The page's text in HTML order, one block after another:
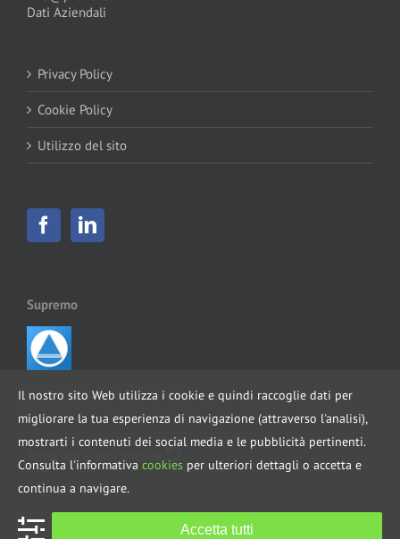
Dati Aziendali
Privacy Policy
Cookie Policy
Utilizzo del sito
Supremo
Assistenza on-line da remoto
Il nostro sito Web utilizza i cookie e quindi raccoglie dati per
migliorare la tua esperienza di navigazione (attraverso l'analisi),
mostrarti i contenuti dei social media e le pubblicità pertinenti.
Consulta l'informativa cookies per ulteriori dettagli o accetta e
continua a navigare.
Accetta tutti